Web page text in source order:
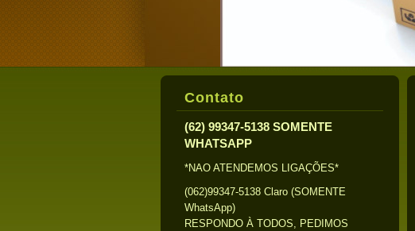
Contato
(62) 99347-5138 SOMENTE
WHATSAPP
*NAO ATENDEMOS LIGAÇÕES*
(062)99347-5138 Claro (SOMENTE
WhatsApp)
RESPONDO À TODOS, PEDIMOS